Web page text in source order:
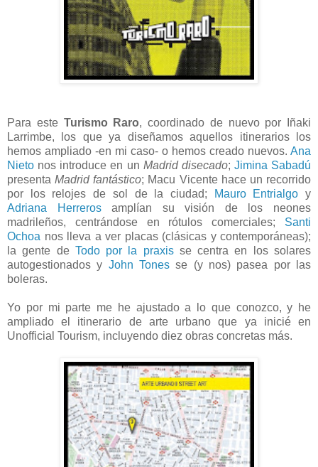
Para este Turismo Raro, coordinado de nuevo por Iñaki
Larrimbe, los que ya diseñamos aquellos itinerarios los
hemos ampliado -en mi caso- o hemos creado nuevos. Ana
Nieto nos introduce en un Madrid disecado; Jimina Sabadú
presentaMadrid fantástico; Macu Vicente hace un recorrido
por los relojes de sol de la ciudad;
Mauro Entrialgo y
Adriana Herrerosamplían su visión de los neones
madrileños, centrándose en rótulos comerciales; Santi
Ochoa nos lleva a ver placas (clásicas y contemporáneas);
la gente de Todo por la praxisse centra en los solares
autogestionados y John Tones se (y nos) pasea por las
boleras.
Yo por mi parte me he ajustado a lo que conozco, y he
ampliado el itinerario de arte urbano que ya inicié en
Unofficial Tourism, incluyendo diez obras concretas más.